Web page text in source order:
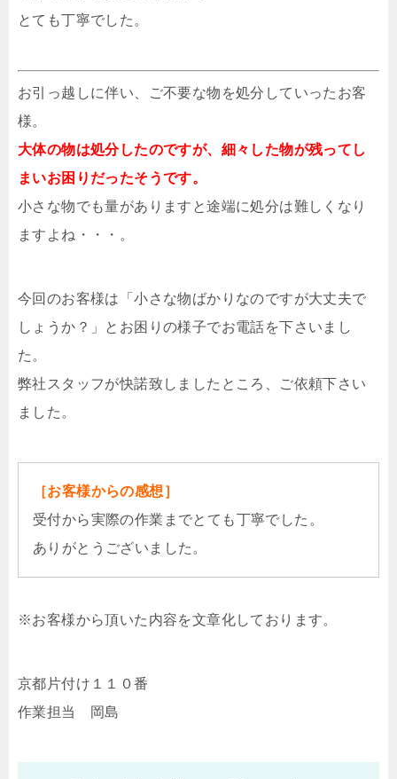
とても丁寧でした。
お引っ越しに伴い、ご不要な物を処分していったお客
様。
大体の物は処分したのですが、細々した物が残ってし
まいお困りだったそうです。
小さな物でも量がありますと途端に処分は難しくなり
ますよね・・・。
今回のお客様は「小さな物ばかりなのですが大丈夫で
しょうか？」とお困りの様子でお電話を下さいまし
た。
弊社スタッフが快諾致しましたところ、ご依頼下さい
ました。
［お客様からの感想］
受付から実際の作業までとても丁寧でした。
ありがとうございました。
※お客様から頂いた内容を文章化しております。
京都片付け１１０番
作業担当 岡島